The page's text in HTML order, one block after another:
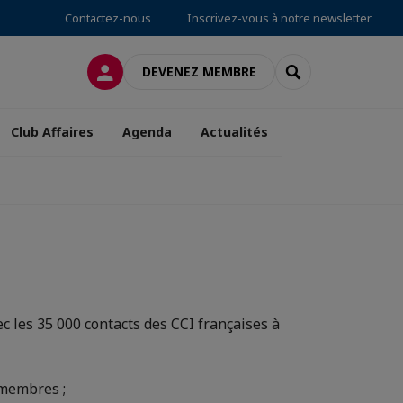
Contactez-nous Inscrivez-vous à notre newsletter
CONNEXIONDEVENEZ MEMBRE RECHERCHER
Club Affaires Agenda Actualités
35 000 contacts des CCI françaises à
;